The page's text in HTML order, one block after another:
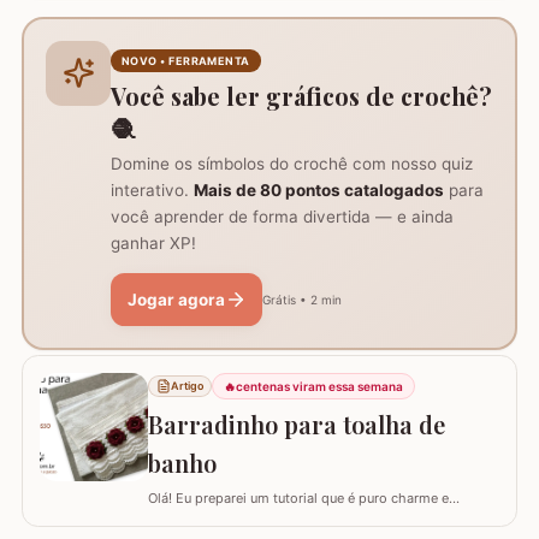
do trabalho e formação do centro do tapete: Comece
com um anel mágico ou uma argola de 10…
NOVO • FERRAMENTA
Você sabe ler gráficos de crochê?
🧶
Domine os símbolos do crochê com nosso quiz
interativo. Mais de 80 pontos catalogados para
você aprender de forma divertida — e ainda
ganhar XP!
Jogar agora Grátis • 2 min
Artigo 🔥centenas viram essa semana
Barradinho para toalha de
banho
Olá! Eu preparei um tutorial que é puro charme e